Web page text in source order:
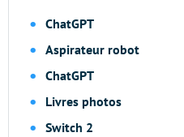
ChatGPT
Aspirateur robot
ChatGPT
Livres photos
Switch 2